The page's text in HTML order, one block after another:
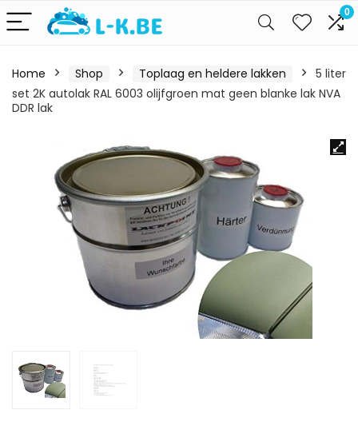
0
Home Shop Toplaag en heldere lakken
5 liter
set 2K autolak RAL 6003 olijfgroen mat geen blanke lak NVA
DDR lak